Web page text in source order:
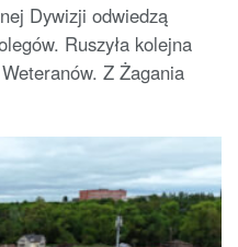
Dywizji odwiedzą
Ruszyła kolejna
Z Żagania